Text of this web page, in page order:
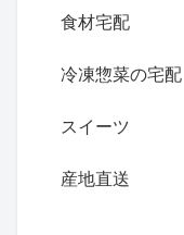
食材宅配
冷凍惣菜の宅配
スイーツ
産地直送